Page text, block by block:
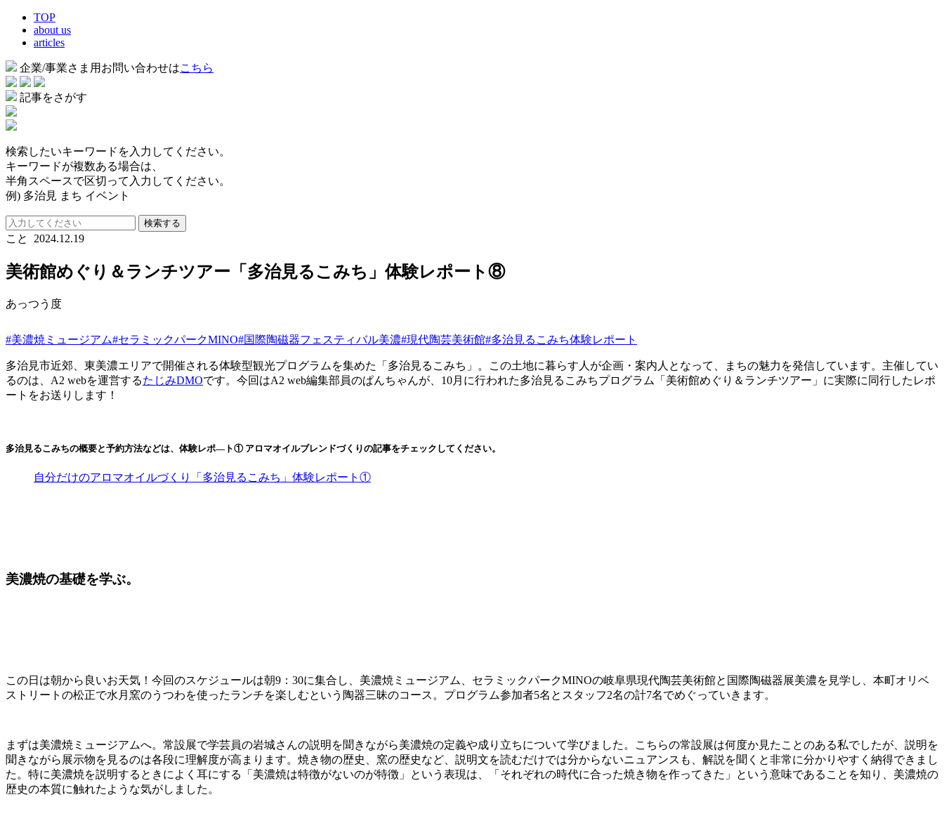
TOP
about us
articles
企業/事業さま用お問い合わせはこちら
記事をさがす
検索したいキーワードを入力してください。
キーワードが複数ある場合は、
半角スペースで区切って入力してください。
例) 多治見 まち イベント
検索する
こと 2024.12.19
美術館めぐり＆ランチツアー「多治見るこみち」体験レポート⑧
あっつう度
#美濃焼ミュージアム#セラミックパークMINO#国際陶磁器フェスティバル美濃#現代陶芸美術館#多治見るこみち体験レポート
多治見市近郊、東美濃エリアで開催される体験型観光プログラムを集めた「多治見るこみち」。この土地に暮らす人が企画・案内人となって、まちの魅力を発信しています。主催してい
るのは、A2 webを運営するたじみDMOです。今回はA2 web編集部員のぱんちゃんが、10月に行われた多治見るこみちプログラム「美術館めぐり＆ランチツアー」に実際に同行したレポ
ートをお送りします！
多治見るこみちの概要と予約方法などは、体験レポ―ト① アロマオイルブレンドづくりの記事をチェックしてください。
自分だけのアロマオイルづくり「多治見るこみち」体験レポート①
美濃焼の基礎を学ぶ。
この日は朝から良いお天気！今回のスケジュールは朝9：30に集合し、美濃焼ミュージアム、セラミックパークMINOの岐阜県現代陶芸美術館と国際陶磁器展美濃を見学し、本町オリベ
ストリートの松正で水月窯のうつわを使ったランチを楽しむという陶器三昧のコース。プログラム参加者5名とスタッフ2名の計7名でめぐっていきます。
まずは美濃焼ミュージアムへ。常設展で学芸員の岩城さんの説明を聞きながら美濃焼の定義や成り立ちについて学びました。こちらの常設展は何度か見たことのある私でしたが、説明を
聞きながら展示物を見るのは各段に理解度が高まります。焼き物の歴史、窯の歴史など、説明文を読むだけでは分からないニュアンスも、解説を聞くと非常に分かりやすく納得できまし
た。特に美濃焼を説明するときによく耳にする「美濃焼は特徴がないのが特徴」という表現は、「それぞれの時代に合った焼き物を作ってきた」という意味であることを知り、美濃焼の
歴史の本質に触れたような気がしました。